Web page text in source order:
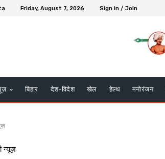
Friday, August 7, 2026 Sign in / Join
बिहार देश-विदेश खेल हेल्थ मनोरंजन
न्यूज़